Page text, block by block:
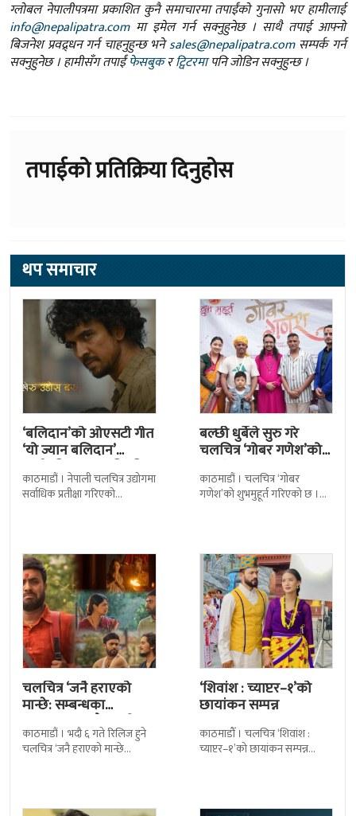
ग्लोबल नेपालीपत्रमा प्रकाशित कुनै समाचारमा तपाईंको गुनासो भए हामीलाई
info@nepalipatra.comमा इमेल गर्न सक्नुहुनेछ । साथै तपाई आफ्नो
बिजनेश प्रवद्र्धन गर्न चाहनुहुन्छ भनेsales@nepalipatra.comसम्पर्क गर्न
सक्नुहुनेछ । हामीसँग तपाईंफेसबुकरट्विटरमापनि जोडिन सक्नुहुन्छ ।
तपाईको प्रतिक्रिया दिनुहोस
थप समाचार
‘बलिदान’को ओएसटी गीत
‘यो ज्यान बलिदान’
सार्वजनिक, मातृभूमिप्रति
पुत्रको भावनात्मक…
काठमाडौं । नेपाली चलचित्र उद्योगमा
सर्वाधिक प्रतीक्षा गरिएको
बल्छी धुर्बेले सुरु गरे
चलचित्र ‘गोबर गणेश’को
छायांकन
काठमाडौं । चलचित्र ‘गोबर
गणेश’को शुभमुहूर्त गरिएको छ ।
चलचित्र ‘जनै हराएको
मान्छे: सम्बन्धका
धागाहरू’मा जनै कसरी
हराउँछ ?
काठमाडौं । भदौ ६ गते रिलिज हुने
चलचित्र ‘जनै हराएको मान्छे
‘शिवांश : च्याप्टर–१’को
छायांकन सम्पन्न
काठमाडौँ । चलचित्र ‘शिवांश :
च्याप्टर–१’को छायांकन सम्पन्न